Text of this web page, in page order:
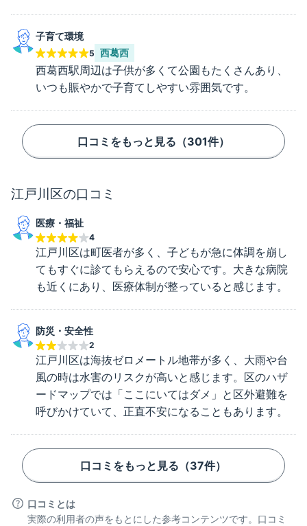
子育て環境
5 西葛西
西葛西駅周辺は子供が多くて公園もたくさんあり、
いつも賑やかで子育てしやすい雰囲気です。
口コミをもっと見る（301件）
江戸川区の口コミ
医療・福祉
4
江戸川区は町医者が多く、子どもが急に体調を崩し
てもすぐに診てもらえるので安心です。大きな病院
も近くにあり、医療体制が整っていると感じます。
防災・安全性
2
江戸川区は海抜ゼロメートル地帯が多く、大雨や台
風の時は水害のリスクが高いと感じます。区のハザ
ードマップでは「ここにいてはダメ」と区外避難を
呼びかけていて、正直不安になることもあります。
口コミをもっと見る（37件）
口コミとは
実際の利用者の声をもとにした参考コンテンツです。口コミ